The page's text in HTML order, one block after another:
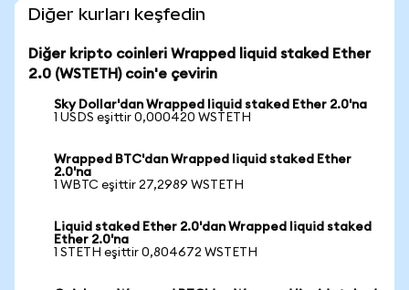
Diğer kurları keşfedin
Diğer kripto coinleri Wrapped liquid staked Ether
2.0 (WSTETH) coin'e çevirin
Sky Dollar'dan Wrapped liquid staked Ether 2.0'na
1 USDS eşittir 0,000420 WSTETH
Wrapped BTC'dan Wrapped liquid staked Ether
2.0'na
1 WBTC eşittir 27,2989 WSTETH
Liquid staked Ether 2.0'dan Wrapped liquid staked
Ether 2.0'na
1 STETH eşittir 0,804672 WSTETH